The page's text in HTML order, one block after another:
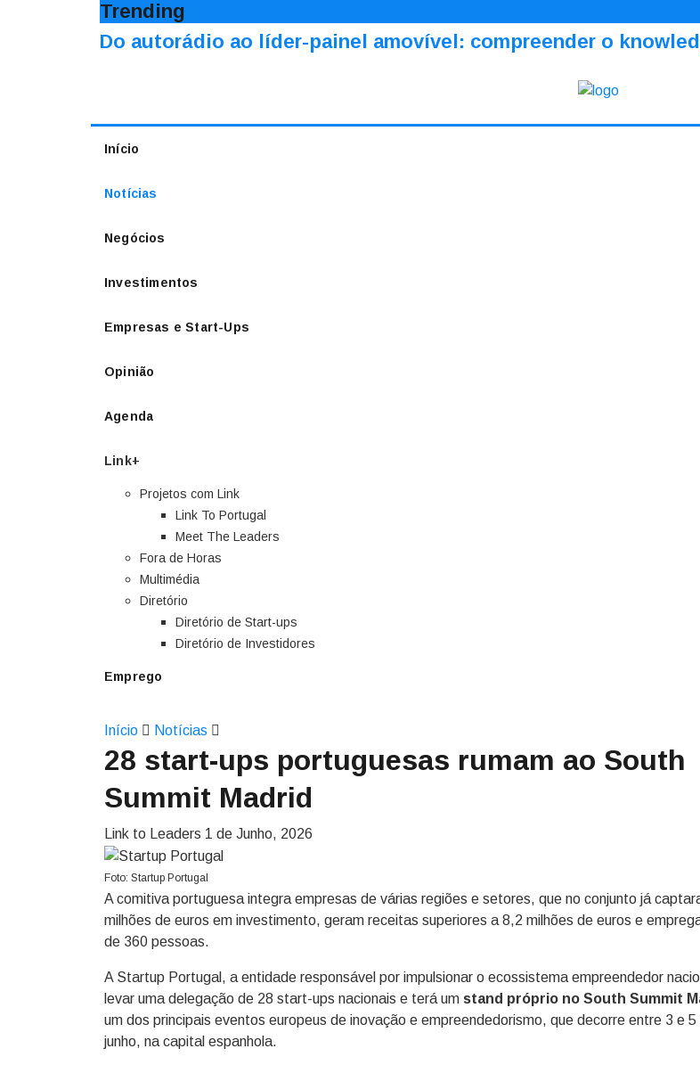
Trending
Do autorádio ao líder-painel amovível: compreender o
Início
Notícias
Negócios
Investimentos
Empresas e Start-Ups
Opinião
Agenda
Link+
Projetos com Link
Link To Portugal
Meet The Leaders
Fora de Horas
Multimédia
Diretório
Diretório de Start-ups
Diretório de Investidores
Emprego
Início Notícias
28 start-ups portuguesas rumam ao South
Summit Madrid
Link to Leaders 1 de Junho, 2026
Foto: Startup Portugal
A comitiva portuguesa integra empresas de várias regiões e setores, que no conjunto já
milhões de euros em investimento, geram receitas superiores a 8,2 milhões de euros e
de 360 pessoas.
A Startup Portugal, a entidade responsável por impulsionar o ecossistema empreendedor
levar uma delegação de 28 start-ups nacionais e terá um stand próprio no South Summit
um dos principais eventos europeus de inovação e empreendedorismo, que decorre entre 3 e 5
junho, na capital espanhola.